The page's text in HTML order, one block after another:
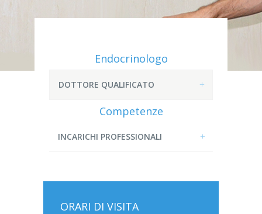
Endocrinologo
DOTTORE QUALIFICATO
Competenze
INCARICHI PROFESSIONALI
ORARI DI VISITA